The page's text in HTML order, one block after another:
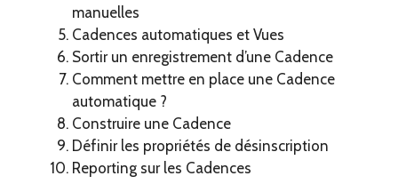
manuelles
Cadences automatiques et Vues
Sortir un enregistrement d’une Cadence
Comment mettre en place une Cadence
automatique ?
Construire une Cadence
Définir les propriétés de désinscription
Reporting sur les Cadences